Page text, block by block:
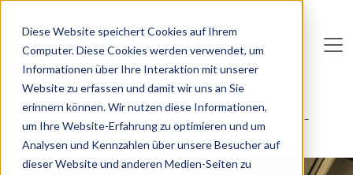
Diese Website speichert Cookies auf Ihrem
Computer. Diese Cookies werden verwendet, um
Informationen über Ihre Interaktion mit unserer
Website zu erfassen und damit wir uns an Sie
erinnern können. Wir nutzen diese Informationen,
um Ihre Website-Erfahrung zu optimieren und um
Analysen und Kennzahlen über unsere Besucher auf
dieser Website und anderen Medien-Seiten zu
Deutsc he InterimAG
Home
Manager-Übersicht
HR-Generalist für Führungsaufgaben mit bester CEE-
Erfahrung